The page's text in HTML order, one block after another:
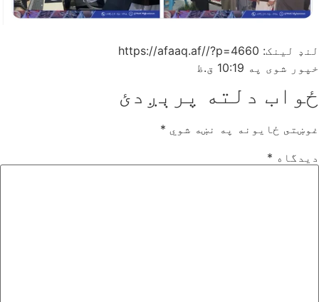
لنډ لینک: https://afaaq.af//?p=4660
خپور شوی په 10:19 ق.ظ
ځواب دلته پرېږدئ
غوښتى ځایونه په نښه شوي *
دیدگاه *